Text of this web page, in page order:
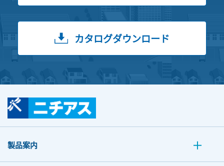
カタログダウンロード
製品案内